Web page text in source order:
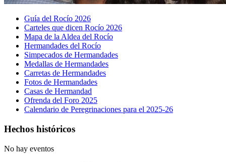
Guía del Rocío 2026
Carteles que dicen Rocío 2026
Mapa de la Aldea del Rocío
Hermandades del Rocío
Simpecados de Hermandades
Medallas de Hermandades
Carretas de Hermandades
Fotos de Hermandades
Casas de Hermandad
Ofrenda del Foro 2025
Calendario de Peregrinaciones para el 2025-26
Hechos históricos
No hay eventos